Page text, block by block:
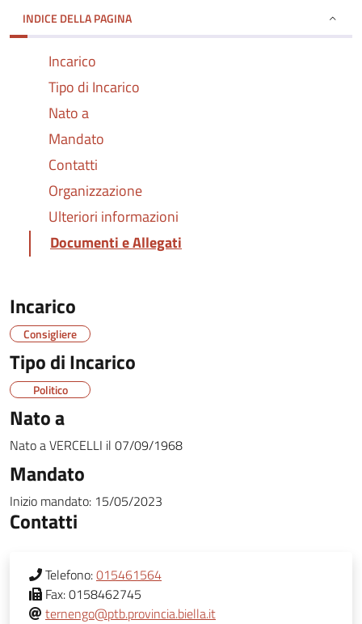
INDICE DELLA PAGINA
Incarico
Tipo di Incarico
Nato a
Mandato
Contatti
Organizzazione
Ulteriori informazioni
Documenti e Allegati
Incarico
Consigliere
Tipo di Incarico
Politico
Nato a
Nato aVERCELLI il 07/09/1968
Mandato
Inizio mandato: 15/05/2023
Contatti
Telefono:015461564
Fax:0158462745
ternengo@ptb.provincia.biella.it